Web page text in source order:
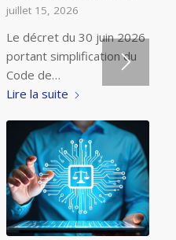
juillet 15, 2026
Le décret du 30 juin 2026
portant simplification du
Code de…
Lire la suite